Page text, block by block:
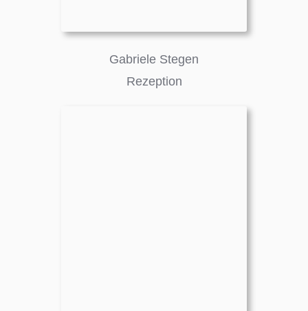
Gabriele Stegen
Rezeption